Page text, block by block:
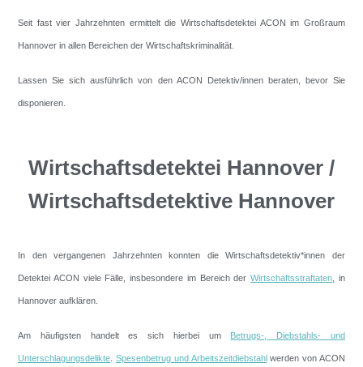
Seit fast vier Jahrzehnten ermittelt die Wirtschaftsdetektei ACON im Großraum
Hannover in allen Bereichen der Wirtschaftskriminalität.
Lassen Sie sich ausführlich von den ACON Detektiv/innen beraten, bevor Sie
disponieren.
Wirtschaftsdetektei Hannover /
Wirtschaftsdetektive Hannover
In den vergangenen Jahrzehnten konnten die Wirtschaftsdetektiv*innen der
Detektei ACON viele Fälle, insbesondere im Bereich derWirtschaftsstraftaten , in
Hannover aufklären.
Am häufigsten handelt es sich hierbei um Betrugs-, Diebstahls- und
Unterschlagungsdelikte Spesenbetrug und Arbeitszeitdiebstahlwerden von ACON